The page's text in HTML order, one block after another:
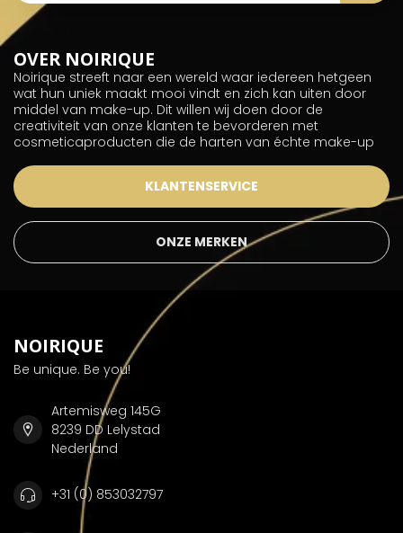
OVER NOIRIQUE
Noirique streeft naar een wereld waar iedereen hetgeen
wat hun uniek maakt mooi vindt en zich kan uiten door
middel van make-up. Dit willen wij doen door de
creativiteit van onze klanten te bevorderen met
cosmeticaproducten die de harten van échte make-up
KLANTENSERVICE
ONZE MERKEN
NOIRIQUE
Be unique. Be you!
Artemisweg 145G
8239 DD Lelystad
Nederland
+31 (0) 853032797